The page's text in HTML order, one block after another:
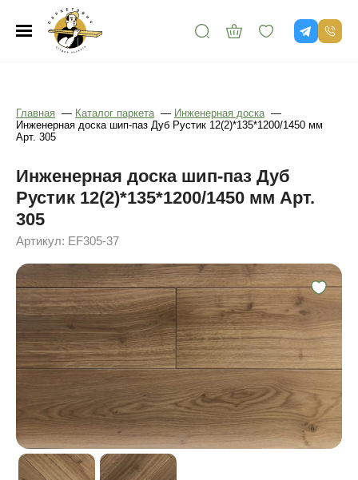
Главная — Каталог паркета — Инженерная доска —
Инженерная доска шип-паз Дуб Рустик 12(2)*135*1200/1450 мм
Арт. 305
Инженерная доска шип-паз Дуб
Рустик 12(2)*135*1200/1450 мм Арт.
305
Артикул: EF305-37